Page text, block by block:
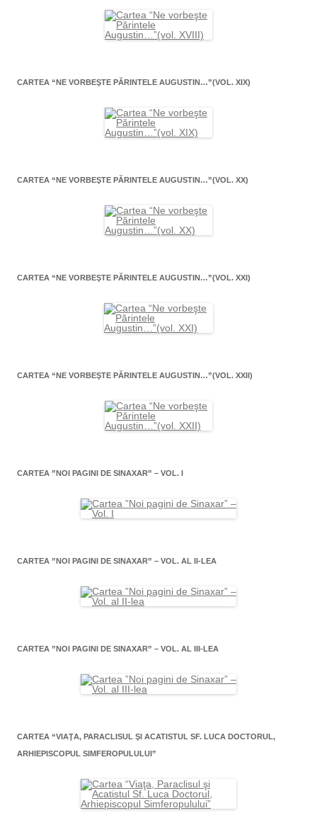
CARTEA “NE VORBEŞTE PĂRINTELE AUGUSTIN…”(VOL. XIX)
CARTEA “NE VORBEŞTE PĂRINTELE AUGUSTIN…”(VOL. XX)
CARTEA “NE VORBEŞTE PĂRINTELE AUGUSTIN…”(VOL. XXI)
CARTEA “NE VORBEŞTE PĂRINTELE AUGUSTIN…”(VOL. XXII)
CARTEA ”NOI PAGINI DE SINAXAR” – VOL. I
CARTEA ”NOI PAGINI DE SINAXAR” – VOL. AL II-LEA
CARTEA ”NOI PAGINI DE SINAXAR” – VOL. AL III-LEA
CARTEA “VIAŢA, PARACLISUL ŞI ACATISTUL SF. LUCA DOCTORUL,
ARHIEPISCOPUL SIMFEROPULULUI”